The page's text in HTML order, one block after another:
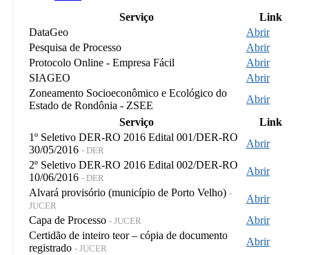
Serviço
Link
DataGeo
Abrir
Pesquisa de Processo
Abrir
Protocolo Online - Empresa Fácil
Abrir
SIAGEO
Abrir
Zoneamento Socioeconômico e Ecológico do
Estado de Rondônia - ZSEE
Abrir
Serviço
Link
1º Seletivo DER-RO 2016 Edital 001/DER-RO
30/05/2016 - DER
Abrir
2º Seletivo DER-RO 2016 Edital 002/DER-RO
10/06/2016 - DER
Abrir
Alvará provisório (município de Porto Velho) -
JUCER
Abrir
Capa de Processo - JUCER
Abrir
Certidão de inteiro teor – cópia de documento
registrado - JUCER
Abrir